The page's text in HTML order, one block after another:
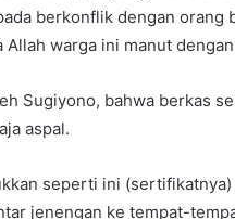
berkonflik dengan orang
Allah warga ini manut
Sugiyono, bahwa berkas
aspal.
seperti ini
jenengan ke tempat-